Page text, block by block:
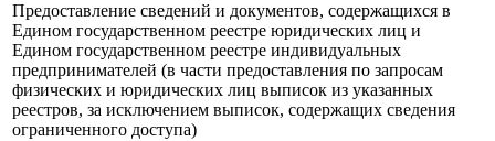
Предоставление сведений и документов, содержащихся в
Едином государственном реестре юридических лиц и
Едином государственном реестре индивидуальных
предпринимателей (в части предоставления по запросам
физических и юридических лиц выписок из указанных
реестров, за исключением выписок, содержащих сведения
ограниченного доступа)